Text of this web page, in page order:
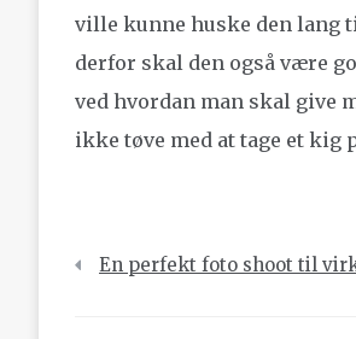
ville kunne huske den lang
derfor skal den også være
ved hvordan man skal give
ikke tøve med at tage et kig
Indlægsnavigation
En perfekt foto shoot til